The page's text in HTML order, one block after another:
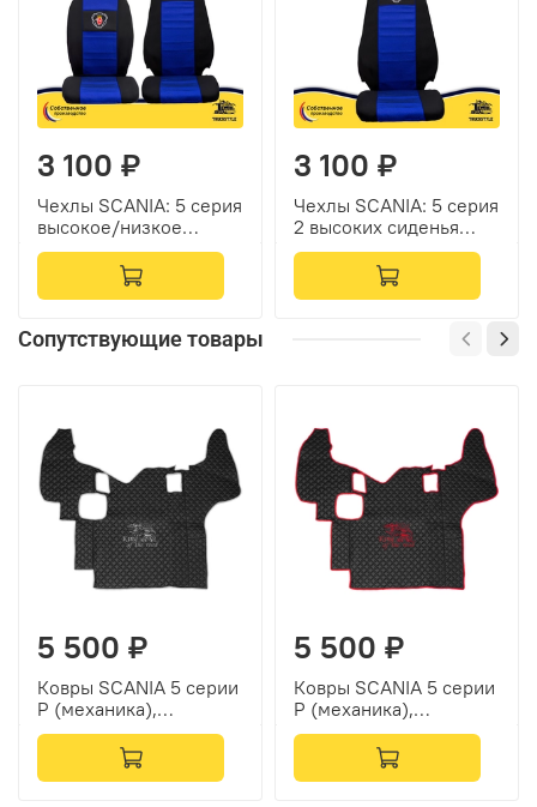
3 100 ₽
Чехлы SCANIA: 5 серия
высокое/низкое
сиденье (полиэфир,
черный, синяя вставка)
3 100 ₽
Чехлы SCANIA: 5 серия
2 высоких сиденья
(полиэфир, черный,
синяя вставка)
Сопутствующие товары
5 500 ₽
Ковры SCANIA 5 серии
P (механика),
(экокожа, черный,
серый кант, серая
вышивка)
5 500 ₽
Ковры SCANIA 5 серии
P (механика),
(экокожа, черный,
красный кант, красная
вышивка)